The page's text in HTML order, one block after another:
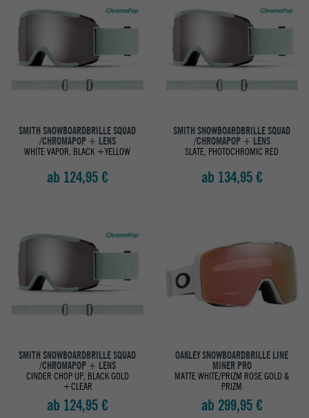
SMITH SNOWBOARDBRILLE SQUAD
/CHROMAPOP + LENS
WHITE VAPOR, BLACK +YELLOW
ab 124,95 €
SMITH SNOWBOARDBRILLE SQUAD
/CHROMAPOP + LENS
SLATE, PHOTOCHROMIC RED
ab 134,95 €
SMITH SNOWBOARDBRILLE SQUAD
/CHROMAPOP + LENS
CINDER CHOP UP, BLACK GOLD
+CLEAR
ab 124,95 €
OAKLEY SNOWBOARDBRILLE LINE
MINER PRO
MATTE WHITE/PRIZM ROSE GOLD &
PRIZM
ab 299,95 €